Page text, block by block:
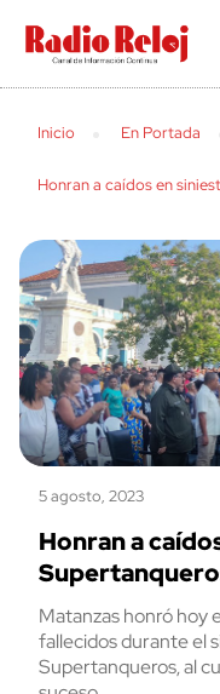
cerrar
Inicio En Portada
Honran a caídos en
5 agosto, 2023
Honran a
Matanzas honró hoy
fallecidos durante el
Supertanqueros, al